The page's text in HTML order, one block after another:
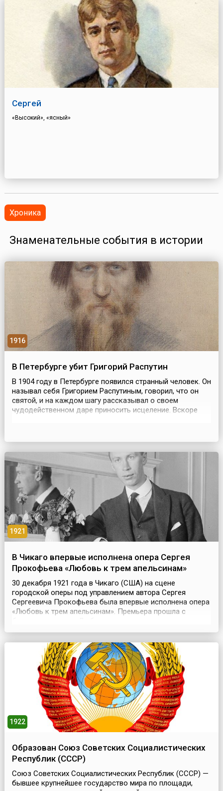
Сергей
«Высокий», «ясный»
Хроника
Знаменательные события в истории
1916
В Петербурге убит Григорий Распутин
В 1904 году в Петербурге появился странный человек. Он
называл себя Григорием Распутиным, говорил, что он
святой, и на каждом шагу рассказывал о своем
чудодейственном даре приносить исцеление. Вскоре
1921
В Чикаго впервые исполнена опера Сергея
Прокофьева «Любовь к трем апельсинам»
30 декабря 1921 года в Чикаго (США) на сцене
городской оперы под управлением автора Сергея
Сергеевича Прокофьева была впервые исполнена опера
«Любовь к трем апельсинам». Премьера прошла с
комическая опера Прокофьева, которую композитор
замысел ее был связан с театральными впечатлениями
доревол...
1922
Образован Союз Советских Социалистических
Республик (СССР)
Союз Советских Социалистических Республик (СССР) —
бывшее крупнейшее государство мира по площади,